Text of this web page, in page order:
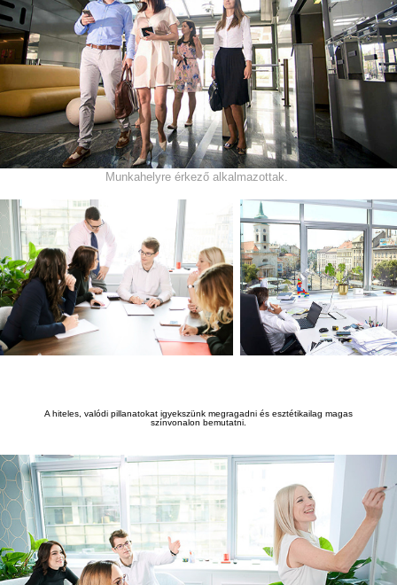
Munkahelyre érkező alkalmazottak.
A hiteles, valódi pillanatokat igyekszünk megragadni és esztétikailag magas
színvonalon bemutatni.